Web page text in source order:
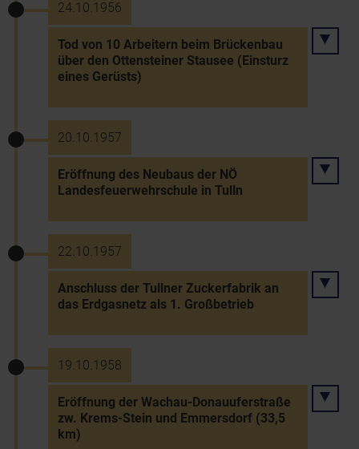
24.10.1956
Tod von 10 Arbeitern beim Brückenbau
über den Ottensteiner Stausee (Einsturz
eines Gerüsts)
20.10.1957
Eröffnung des Neubaus der NÖ
Landesfeuerwehrschule in Tulln
22.10.1957
Anschluss der Tullner Zuckerfabrik an
das Erdgasnetz als 1. Großbetrieb
19.10.1958
Eröffnung der Wachau-Donauuferstraße
zw. Krems-Stein und Emmersdorf (33,5
km)